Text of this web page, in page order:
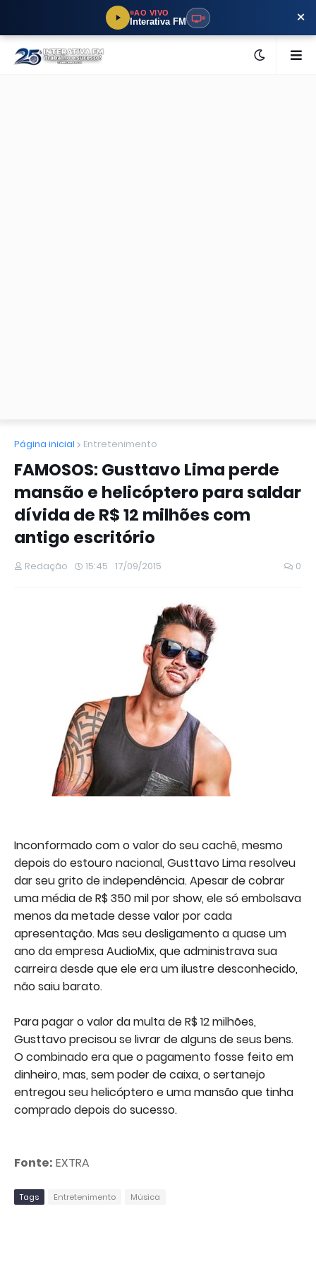
AO VIVO
Interativa FM ×
Página inicial Entretenimento
FAMOSOS: Gusttavo Lima perde
mansão e helicóptero para saldar
dívida de R$ 12 milhões com
antigo escritório
Redação 15:45 17/09/2015 0
Inconformado com o valor do seu cachê, mesmo
depois do estouro nacional, Gusttavo Lima resolveu
dar seu grito de independência. Apesar de cobrar
uma média de R$ 350 mil por show, ele só embolsava
menos da metade desse valor por cada
apresentação. Mas seu desligamento a quase um
ano da empresa AudioMix, que administrava sua
carreira desde que ele era um ilustre desconhecido,
não saiu barato.
Para pagar o valor da multa de R$ 12 milhões,
Gusttavo precisou se livrar de alguns de seus bens.
O combinado era que o pagamento fosse feito em
dinheiro, mas, sem poder de caixa, o sertanejo
entregou seu helicóptero e uma mansão que tinha
comprado depois do sucesso.
Fonte: EXTRA
Tags Entretenimento Música